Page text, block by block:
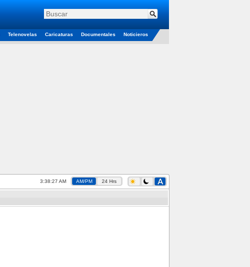
Telenovelas Caricaturas Documentales Noticieros
3:38:28 AM AM/PM 24 Hrs